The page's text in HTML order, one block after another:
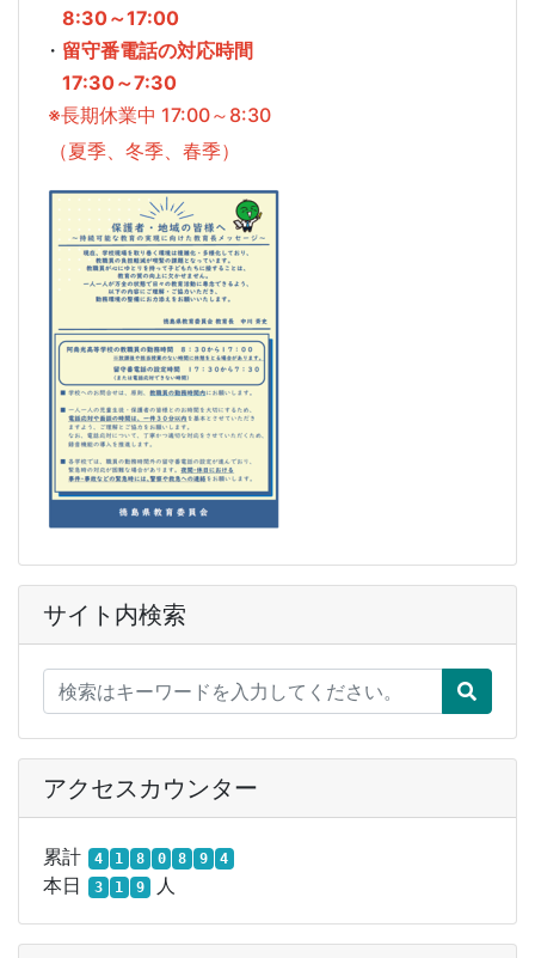
8:30～17:00
・ 留守番電話の対応時間
17:30～7:30
※長期休業中 17:00～8:30
（夏季、冬季、春季）
サイト内検索
アクセスカウンター
累計 4 1 8 0 8 9 4
本日 3 1 9 人